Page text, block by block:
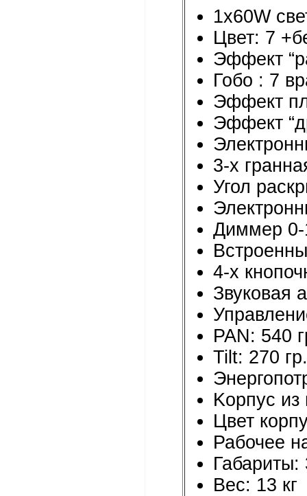
1x60W
Цвет: 7
Эффект
Гобо : 7
Эффект
Эффект
3-х
Угол
Диммер 0-
4-х
Звуковая
PAN: 540
Tilt: 270 гр.
Kорпус из
Цвет
Рабочее
Вес: 13 кг